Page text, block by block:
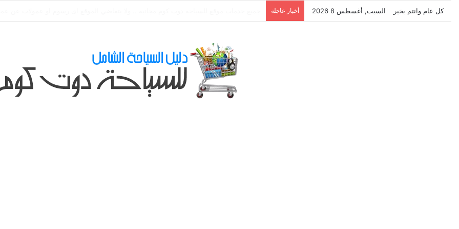
كل عام وانتم بخير السبت, أغسطس 8 2026 أخبار عاجلة